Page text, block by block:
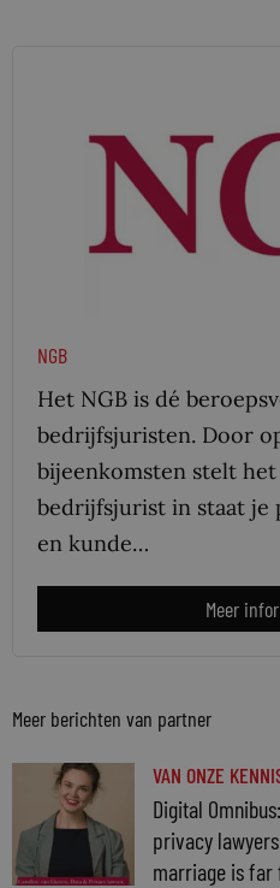
NGB
Het NGB is dé
bedrijfsjuristen. Door
bijeenkomsten stelt het
bedrijfsjurist in staat je
en kunde…
Meer
Meer berichten van partner
VAN ONZE
Digital
privacy
marriage is